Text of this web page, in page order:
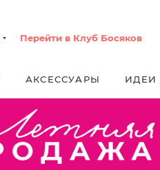
Перейти в Клуб Босяков
АКСЕССУАРЫ ИДЕИ